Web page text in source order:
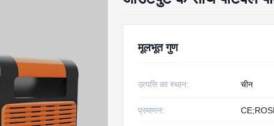
मूलभूत गुण
उत्पत्ति का स्थान: चीन
प्रमाणन: